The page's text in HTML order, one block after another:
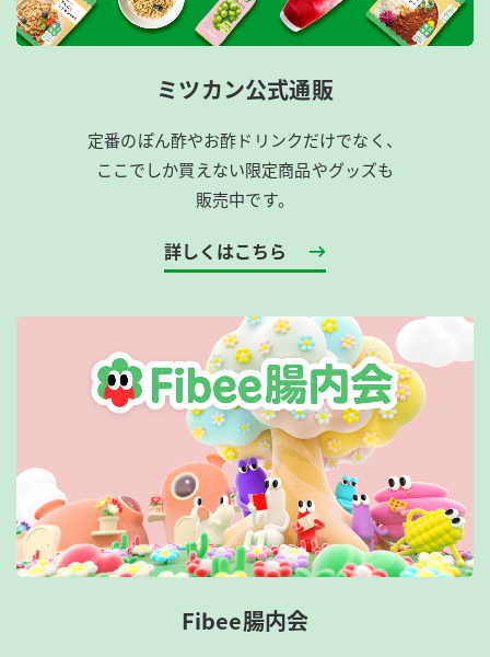
ミツカン公式通販
定番のぽん酢やお酢ドリンクだけでなく、
ここでしか買えない限定商品やグッズも
販売中です。
詳しくはこちら
Fibee腸内会